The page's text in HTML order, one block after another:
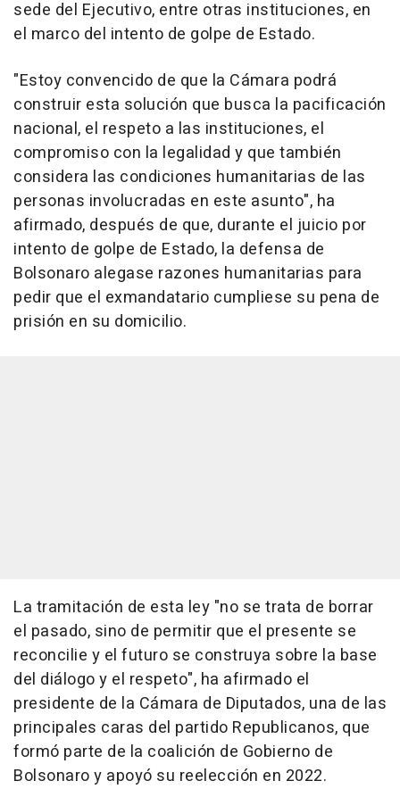
sede del Ejecutivo, entre otras instituciones, en
el marco del intento de golpe de Estado.
"Estoy convencido de que la Cámara podrá
construir esta solución que busca la pacificación
nacional, el respeto a las instituciones, el
compromiso con la legalidad y que también
considera las condiciones humanitarias de las
personas involucradas en este asunto", ha
afirmado, después de que, durante el juicio por
intento de golpe de Estado, la defensa de
Bolsonaro alegase razones humanitarias para
pedir que el exmandatario cumpliese su pena de
prisión en su domicilio.
La tramitación de esta ley "no se trata de borrar
el pasado, sino de permitir que el presente se
reconcilie y el futuro se construya sobre la base
del diálogo y el respeto", ha afirmado el
presidente de la Cámara de Diputados, una de las
principales caras del partido Republicanos, que
formó parte de la coalición de Gobierno de
Bolsonaro y apoyó su reelección en 2022.